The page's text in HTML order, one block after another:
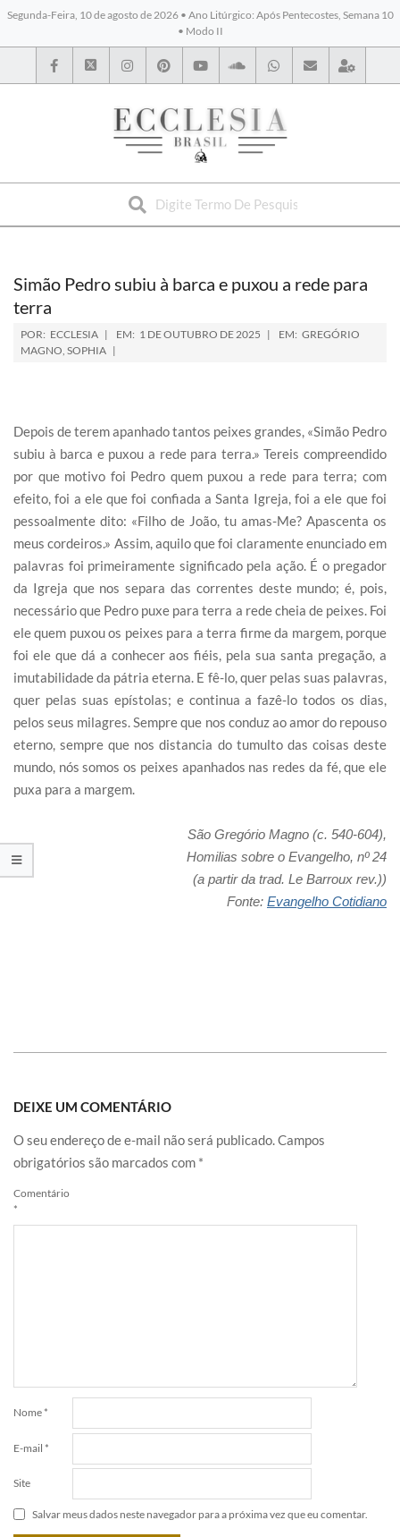
Segunda-Feira, 10 de agosto de 2026 • Ano Litúrgico: Após Pentecostes, Semana 10
• Modo II
BYBLOS
Simão Pedro subiu à barca e puxou a rede para
terra
POR: ECCLESIA EM: 1 DE OUTUBRO DE 2025 EM: GREGÓRIO
MAGNO, SOPHIA
Depois de terem apanhado tantos peixes grandes, «Simão Pedro
subiu à barca e puxou a rede para terra.» Tereis compreendido
por que motivo foi Pedro quem puxou a rede para terra; com
efeito, foi a ele que foi confiada a Santa Igreja, foi a ele que foi
pessoalmente dito: «Filho de João, tu amas-Me? Apascenta os
meus cordeiros.» Assim, aquilo que foi claramente enunciado em
palavras foi primeiramente significado pela ação. É o pregador
da Igreja que nos separa das correntes deste mundo; é, pois,
necessário que Pedro puxe para terra a rede cheia de peixes. Foi
ele quem puxou os peixes para a terra firme da margem, porque
foi ele que dá a conhecer aos fiéis, pela sua santa pregação, a
imutabilidade da pátria eterna. E fê-lo, quer pelas suas palavras,
quer pelas suas epístolas; e continua a fazê-lo todos os dias,
pelos seus milagres. Sempre que nos conduz ao amor do repouso
eterno, sempre que nos distancia do tumulto das coisas deste
mundo, nós somos os peixes apanhados nas redes da fé, que ele
puxa para a margem.
São Gregório Magno (c. 540-604),
Homilias sobre o Evangelho, nº 24
(a partir da trad. Le Barroux rev.))
Fonte: Evangelho Cotidiano
DEIXE UM COMENTÁRIO
O seu endereço de e-mail não será publicado.Campos
obrigatórios são marcados com *
Comentário
*
Nome *
E-mail *
Site
Salvar meus dados neste navegador para a próxima vez que eu comentar.